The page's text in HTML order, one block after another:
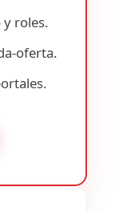
y roles.
oferta.